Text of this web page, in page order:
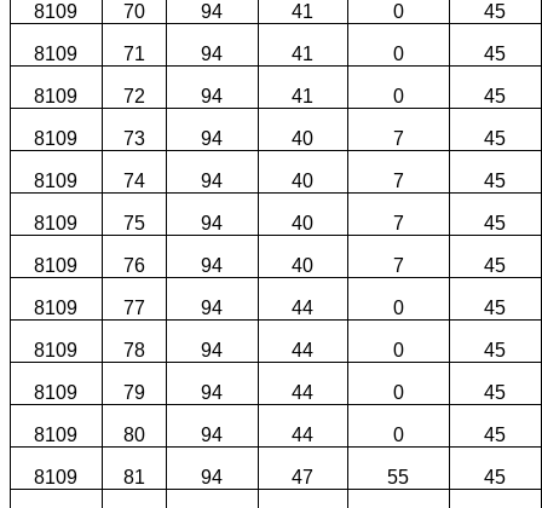
8109 70 94 41 0 45
8109 71 94 41 0 45
8109 72 94 41 0 45
8109 73 94 40 7 45
8109 74 94 40 7 45
8109 75 94 40 7 45
8109 76 94 40 7 45
8109 77 94 44 0 45
8109 78 94 44 0 45
8109 79 94 44 0 45
8109 80 94 44 0 45
8109 81 94 47 55 45